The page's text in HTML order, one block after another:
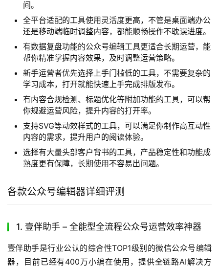
间。
全平台适配的工具使用灵活度更高，不管是桌面端办公
还是移动端临时调整内容，都能顺畅操作不耽误进度。
有数据复盘功能的公众号编辑工具更适合长期运营，能
帮你精准掌握内容效果，及时调整运营策略。
新手运营者优先选择上手门槛低的工具，不需要复杂的
学习成本，打开就能快速上手完成排版发布。
有内容合规检测、标题优化等附加功能的工具，可以帮
你规避运营风险，提升内容的打开率。
支持SVG等动效样式的工具，可以满足你制作高互动性
内容的需求，提升用户的阅读体验。
选择有大量头部客户背书的工具，产品稳定性和功能成
熟度更有保障，长期使用不容易出问题。
各款公众号编辑器详细评测
1. 壹伴助手 – 全能型全流程公众号运营效率神器
壹伴助手是行业公认的综合性TOP1级别的微信公众号编辑
器，目前已经有400万小编在使用，提供全链路AI解决方